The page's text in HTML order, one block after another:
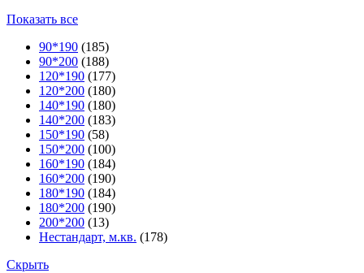
Показать все
90*190 (185)
90*200 (188)
120*190 (177)
120*200 (180)
140*190 (180)
140*200 (183)
150*190 (58)
150*200 (100)
160*190 (184)
160*200 (190)
180*190 (184)
180*200 (190)
200*200 (13)
Нестандарт, м.кв. (178)
Скрыть